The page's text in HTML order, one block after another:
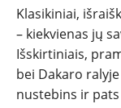
Klasikiniai,
– kiekvienas jų
Išskirtiniais,
bei Dakaro
nustebins ir pats